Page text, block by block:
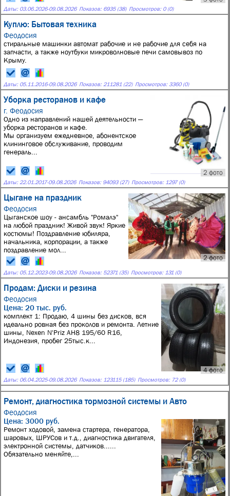
Даты: 03.06.2026-09.08.2026 Показов: 6935 (38) Просмотров: 0 (0)
Куплю: Бытовая техника
Феодосия
стиральные машинки автомат рабочие и не рабочие для себя на
запчасти, а также ноутбуки микроволновые печи самовывоз по
Крыму.
Даты: 05.11.2016-09.08.2026 Показов: 211281 (22) Просмотров: 3360 (0)
Уборка ресторанов и кафе
г. Феодосия
2 фото
Одно из направлений нашей деятельности —
уборка ресторанов и кафе.
Мы организуем ежедневное, абонентское
клининговое обслуживание, проводим
генераль...
Даты: 22.01.2017-09.08.2026 Показов: 94093 (27) Просмотров: 1297 (0)
Цыгане на праздник
Феодосия
2 фото
Цыганское шоу - ансамбль "Ромалэ"
на любой праздник! Живой звук! Яркие
костюмы! Поздравление юбиляра,
начальника, корпорации, а также
поздравление мол...
Даты: 05.12.2023-09.08.2026 Показов: 52371 (35) Просмотров: 131 (0)
Продам: Диски и резина
Феодосия
4 фото
Цена: 20 тыс. руб.
комплект 1: Продаю, 4 шины без дисков, вся
идеально ровная без проколов и ремонта. Летние
шины, Nexen N'Priz AH8 195/60 R16,
Индонезия, пробег 25тыс.к...
Даты: 06.04.2025-09.08.2026 Показов: 123115 (185) Просмотров: 72 (0)
Ремонт, диагностика тормозной системы и Авто
Феодосия
Цена: 3000 руб.
Ремонт ходовой, замена стартера, генератора,
шаровых, ШРУСов и т.д., диагностика двигателя,
электронной системы, датчиков......
Обязательно меняйте,...